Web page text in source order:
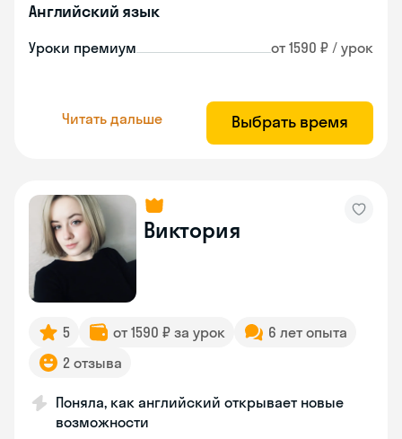
Английский язык
Уроки премиум от 1590 ₽ / урок
Читать дальше Выбрать время
Виктория
5 от 1590 ₽ за урок
6 лет опыта
2 отзыва
Поняла, как английский открывает новые
возможности